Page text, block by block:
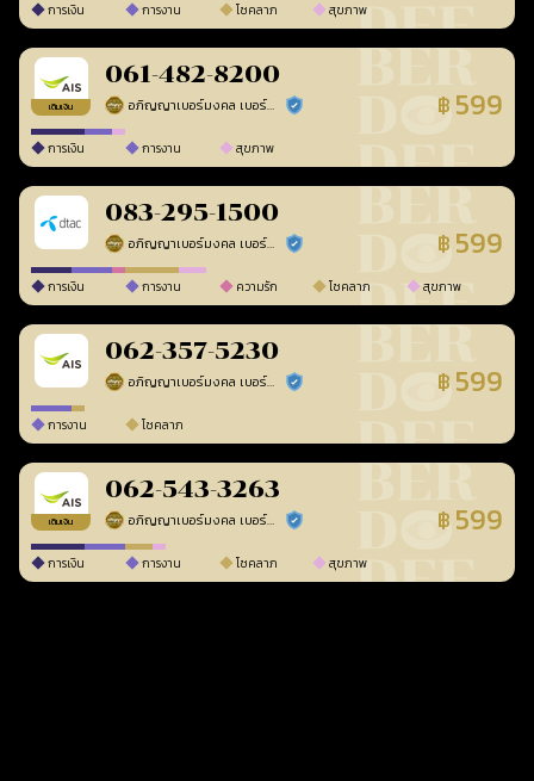
การเงิน การงาน โชคลาภ สุขภาพ
เติมเงิน
061-482-8200
อภิญญาเบอร์มงคล เบอร์สวยเลขศาสตร์ ร้านยืนยันแล้ว ฿ 599
การเงิน การงาน สุขภาพ
083-295-1500
อภิญญาเบอร์มงคล เบอร์สวยเลขศาสตร์ ร้านยืนยันแล้ว ฿ 599
การเงิน การงาน ความรัก โชคลาภ สุขภาพ
062-357-5230
อภิญญาเบอร์มงคล เบอร์สวยเลขศาสตร์ ร้านยืนยันแล้ว ฿ 599
การงาน โชคลาภ
เติมเงิน
062-543-3263
อภิญญาเบอร์มงคล เบอร์สวยเลขศาสตร์ ร้านยืนยันแล้ว ฿ 599
การเงิน การงาน โชคลาภ สุขภาพ